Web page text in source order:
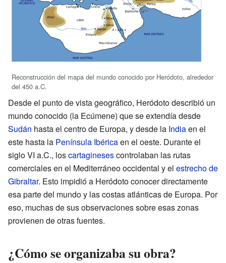
Reconstrucción del mapa del mundo conocido por Heródoto, alrededor
del 450 a.C.
Desde el punto de vista geográfico, Heródoto describió un
mundo conocido (la Ecúmene) que se extendía desde
Sudán hasta el centro de Europa, y desde la Indiaen el
este hasta la Península Ibéricaen el oeste. Durante el
siglo VI a.C., loscartaginesescontrolaban las rutas
comerciales en el Mediterráneo occidental y el estrecho de
Gibraltar. Esto impidió a Heródoto conocer directamente
esa parte del mundo y las costas atlánticas de Europa. Por
eso, muchas de sus observaciones sobre esas zonas
provienen de otras fuentes.
¿Cómo se organizaba su obra?